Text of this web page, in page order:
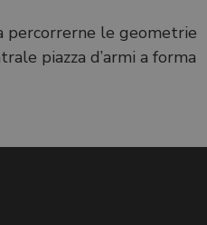
percorrerne le geometrie
piazza d’armi a forma